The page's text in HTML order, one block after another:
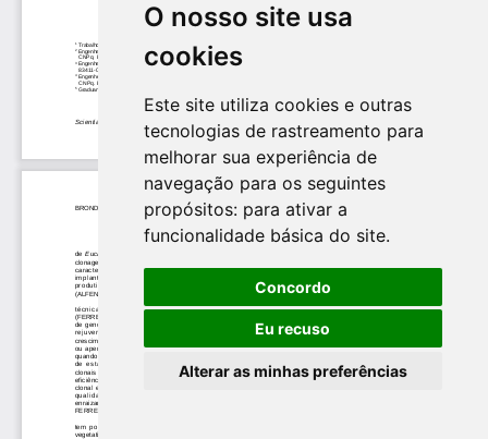
O nosso site usa
cookies
Este site utiliza cookies e outras
tecnologias de rastreamento para
melhorar sua experiência de
navegação para os seguintes
propósitos: para ativar a
funcionalidade básica do site.
Concordo
Eu recuso
Alterar as minhas preferências